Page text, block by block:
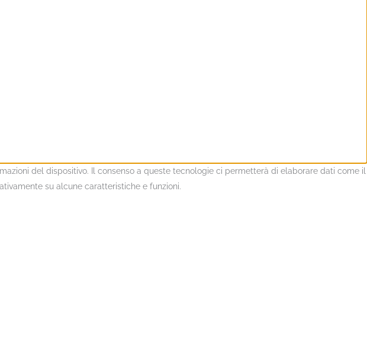
del dispositivo. Il consenso a queste tecnologie ci permetterà di elaborare dati come il
su alcune caratteristiche e funzioni.